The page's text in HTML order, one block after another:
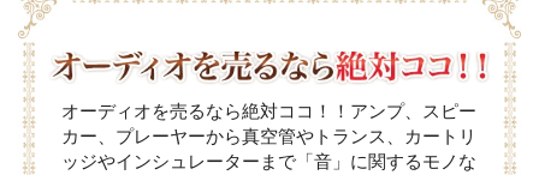
オーディオを売るなら絶対ココ！！アンプ、スピー
カー、プレーヤーから真空管やトランス、カートリ
ッジやインシュレーターまで「音」に関するモノな